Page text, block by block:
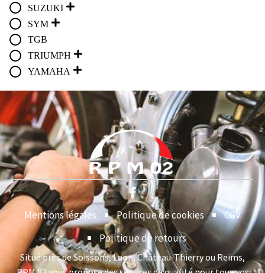
SUZUKI
SYM
TGB
TRIUMPH
YAMAHA
Mentions légales Politique de cookies
CGV
Politique de retours
Situé près de Soissons, Laon, Château-Thierry ou Reims,